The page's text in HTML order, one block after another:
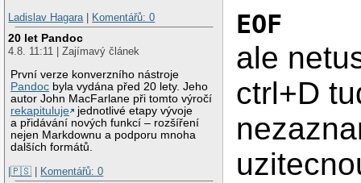
Ladislav Hagara | Komentářů: 0
20 let Pandoc
4.8. 11:11 | Zajímavý článek
První verze konverzního nástroje
Pandoc byla vydána před 20 lety. Jeho
autor John MacFarlane při tomto výročí
rekapituluje
jednotlivé etapy vývoje
a přidávání nových funkcí – rozšíření
nejen Markdownu a podporu mnoha
dalších formátů.
|🇵🇸 | Komentářů: 0
EOF
ale
ctrl+D